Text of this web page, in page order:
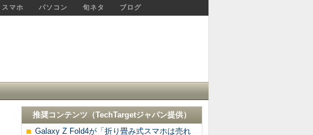
スマホ パソコン 旬ネタ ブログ
推奨コンテンツ（TechTargetジャパン提供）
Galaxy Z Fold4が「折り畳み式スマホは売れ